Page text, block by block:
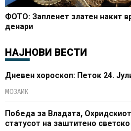
ФОТО: Запленет златен накит
денари
НАЈНОВИ ВЕСТИ
Дневен хороскоп: Петок 24.
МОЗАИК
Победа за Владата,
статусот на заштитено